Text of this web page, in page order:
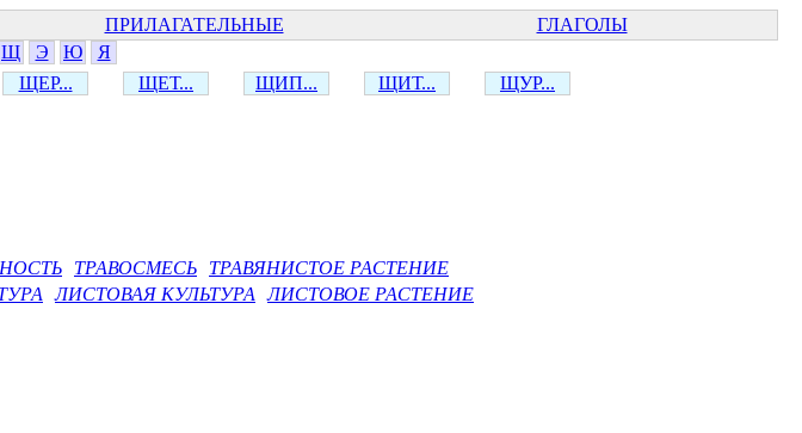
ПРИЛАГАТЕЛЬНЫЕ
ГЛАГОЛЫ
Щ Э Ю
Я
ЩЕР... ЩЕТ... ЩИП... ЩИТ... ЩУР...
ТРАВОСМЕСЬ
ТРАВЯНИСТОЕ РАСТЕНИЕ
ЛИСТОВАЯ КУЛЬТУРА
ЛИСТОВОЕ РАСТЕНИЕ